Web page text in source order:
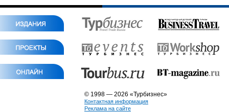
© 1998 — 2026 «Турбизнес»
Контактная информация
Реклама на сайте